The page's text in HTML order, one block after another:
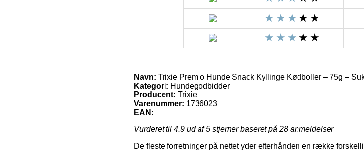
Navn: Trixie Premio Hunde Snack Kyllinge Kødboller – 75g –
Kategori: Hundegodbidder
Producent: Trixie
Varenummer: 1736023
EAN:
Vurderet til 4.9 ud af 5 stjerner baseret på 28 anmeldelser
De fleste forretninger på nettet yder efterhånden en række